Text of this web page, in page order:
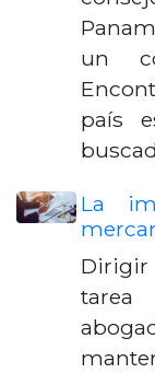
un
país
La
tarea